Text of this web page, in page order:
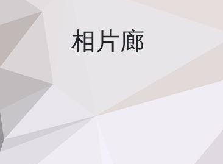
相片廊